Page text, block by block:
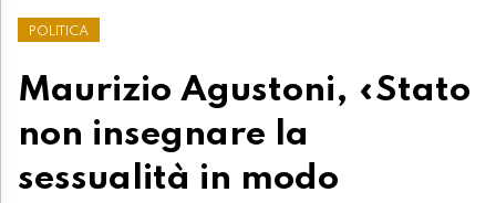
POLITICA
Maurizio Agustoni, «Stato
non insegnare la
sessualità in modo